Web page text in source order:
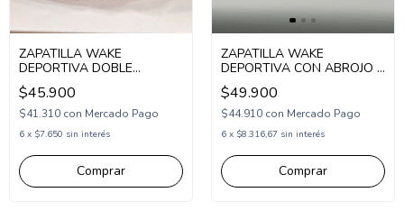
ZAPATILLA WAKE
DEPORTIVA DOBLE
ABROJO 22-27 NEGRO
(WK272N)
$45.900
$41.310 con Mercado Pago
6 x $7.650 sin interés
Comprar
ZAPATILLA WAKE
DEPORTIVA CON ABROJO Y
ELASTICO 29-34 (1WK496)
$49.900
$44.910 con Mercado Pago
6 x $8.316,67 sin interés
Comprar